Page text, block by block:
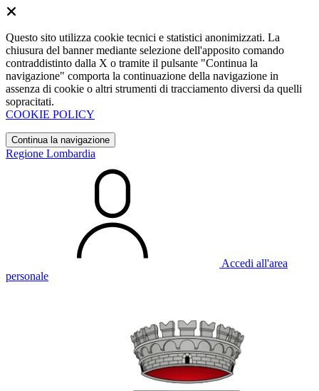
Questo sito utilizza cookie tecnici e statistici anonimizzati. La
chiusura del banner mediante selezione dell'apposito comando
contraddistinto dalla X o tramite il pulsante "Continua la
navigazione" comporta la continuazione della navigazione in
assenza di cookie o altri strumenti di tracciamento diversi da quelli
sopracitati.
COOKIE POLICY
Continua la navigazione
Regione Lombardia
Accedi all'area
personale